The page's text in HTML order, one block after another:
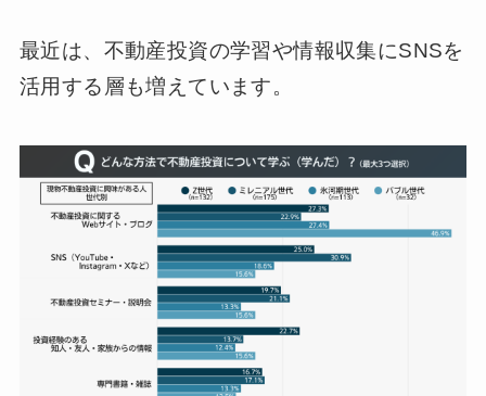
最近は、不動産投資の学習や情報収集にSNSを
活用する層も増えています。